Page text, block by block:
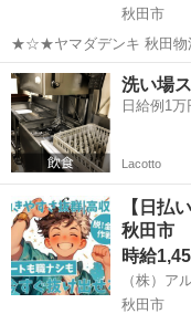
秋田市
★☆★ヤマダデンキ 秋田物
か?★☆★ 快適な空間でお仕事できるよう、環境整備にも力を入れて
います! 居心地の良さをご自身で
すいお店を追求◎ 気持ち...
秋田 秋田市 倉庫
洗い場
日給例1
Lacotto
【日払
秋田市
時給
（株）ア
秋田市